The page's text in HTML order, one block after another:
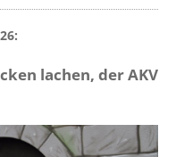
lachen, der AKV